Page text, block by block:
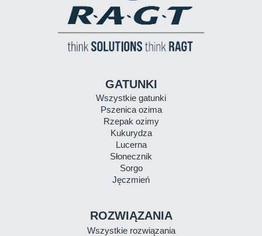
GATUNKI
Wszystkie gatunki
Pszenica ozima
Rzepak ozimy
Kukurydza
Lucerna
Słonecznik
Sorgo
Jęczmień
ROZWIĄZANIA
Wszystkie rozwiązania